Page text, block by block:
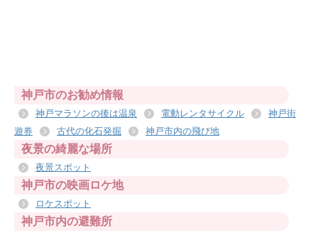
神戸市のお勧め情報
神戸マラソンの後は温泉 電動レンタサイクル
神戸街
遊券
古代の化石発掘 神戸市内の飛び地
夜景の綺麗な場所
夜景スポット
神戸市の映画ロケ地
ロケスポット
神戸市内の避難所